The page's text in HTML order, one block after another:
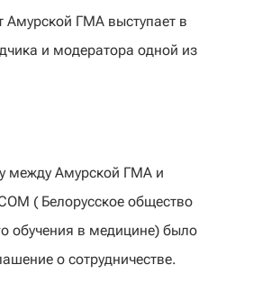
Амурской ГМА выступает в
и модератора одной из
между Амурской ГМА и
( Белорусское общество
обучения в медицине) было
о сотрудничестве.